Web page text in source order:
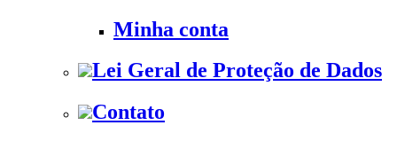
Minha conta
Lei Geral de Proteção de Dados
Contato